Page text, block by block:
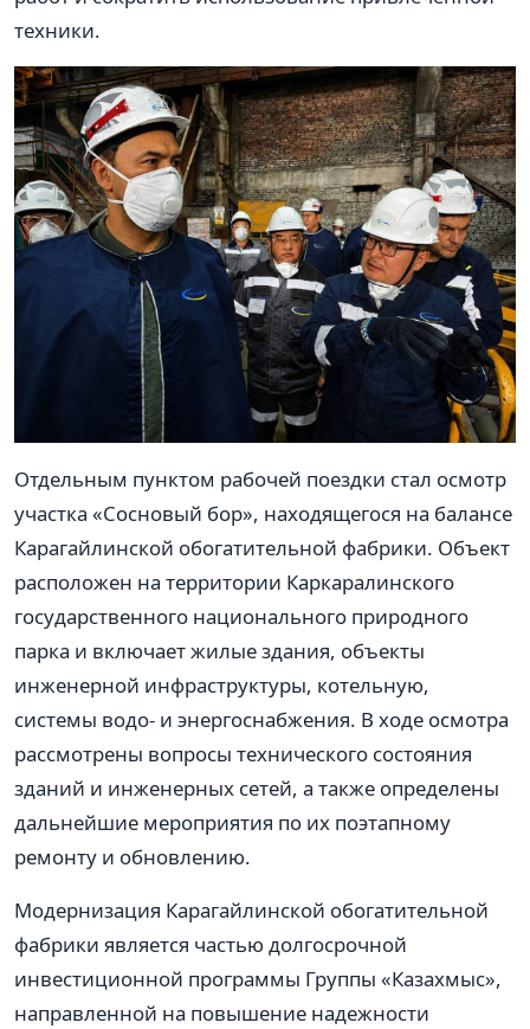
техники.
Отдельным пунктом рабочей поездки стал осмотр
участка «Сосновый бор», находящегося на балансе
Карагайлинской обогатительной фабрики. Объект
расположен на территории Каркаралинского
государственного национального природного
парка и включает жилые здания, объекты
инженерной инфраструктуры, котельную,
системы водо- и энергоснабжения. В ходе осмотра
рассмотрены вопросы технического состояния
зданий и инженерных сетей, а также определены
дальнейшие мероприятия по их поэтапному
ремонту и обновлению.
Модернизация Карагайлинской обогатительной
фабрики является частью долгосрочной
инвестиционной программы Группы «Казахмыс»,
направленной на повышение надежности